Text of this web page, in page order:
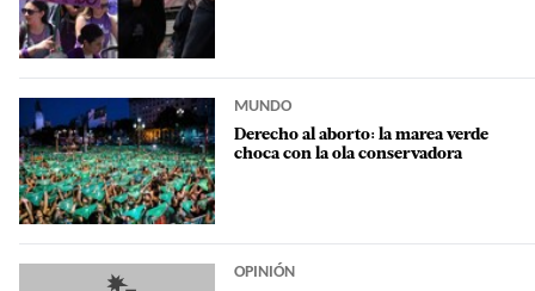
MUNDO
Derecho al aborto: la marea verde
choca con la ola conservadora
OPINIÓN